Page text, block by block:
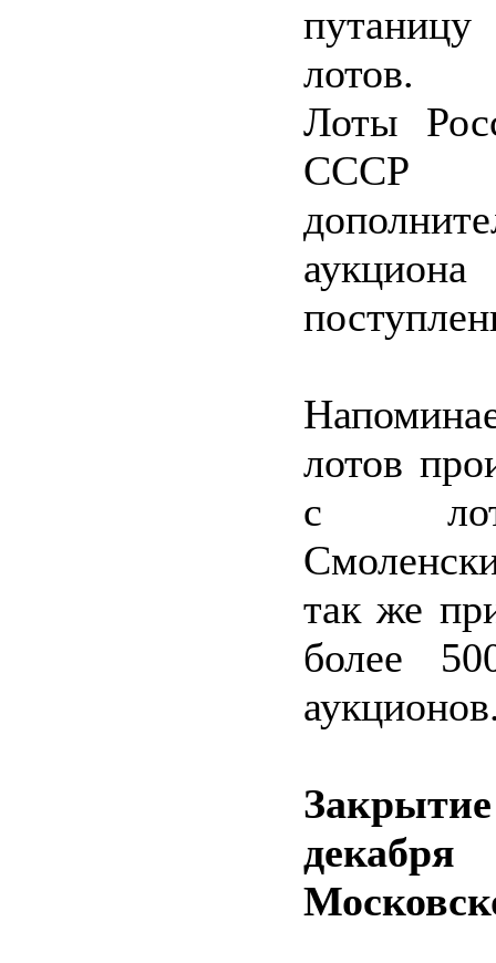
лотов.
Лоты
СССР
лотов
с
так же
более